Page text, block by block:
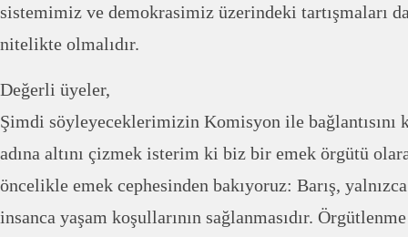
sistemimiz ve demokrasimiz üzerindeki tartışmaları
nitelikte olmalıdır.
Değerli üyeler,
Şimdi söyleyeceklerimizin Komisyon ile bağlantısını
adına altını çizmek isterim ki biz bir emek örgütü
öncelikle emek cephesinden bakıyoruz: Barış,
insanca yaşam koşullarının sağlanmasıdır.